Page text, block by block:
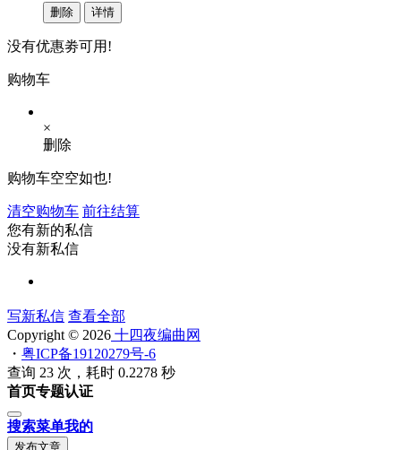
删除 详情
没有优惠劵可用!
购物车
×
删除
购物车空空如也!
清空购物车 前往结算
您有新的私信
没有新私信
写新私信 查看全部
Copyright © 2026 十四夜编曲网
・ 粤ICP备19120279号-6
查询 23 次，耗时 0.2278 秒
首页专题认证
搜索菜单我的
发布文章